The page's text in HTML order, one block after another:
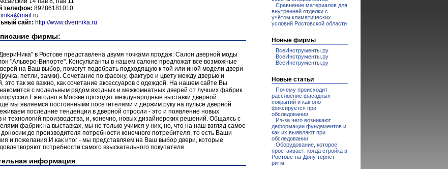
телефон: 89286181010
сайт: http://www.dverinika.ru
фирмы:
в Ростове представлена двумя точками продаж: Салон дверной моды
"Альверо-Випорте". Консультанты в нашем салоне предложат все возможные
на Ваш выбор, помогут подобрать подходящую к той или иной модели двери
петли, замки). Сочетание по фасону, фактуре и цвету между дверью и
это так же важно, как сочетание аксессуаров с одеждой. На нашем сайте Вы
с модельным рядом входных и межкомнатных дверей от лучших фабрик
в Москве проходят международные выставки дверной
мы являемся постоянными посетителями и держим руку на пульсе дверной
последние тенденции в дверной отросли - это и появление новых
и технологий производства, и, конечно, новых дизайнерских решений. Общаясь с
фабрик на выставках, мы не только учимся у них, но, что на наш взгляд самое
до производителя потребности конечного потребителя, то есть Ваши
и пожелания.И как итог - мы представляем на Ваш выбор двери, которые
потребности самого взыскательного покупателя.
информация
Сравнение материалов для
внутренней отделки с
учётом климатических
условий Ростовской области
Новые фирмы
ВсеИнструменты.ру
ВсеИнструменты.ру
ВсеИнструменты.ру
Новые статьи
Почему происходит
расслоение фасадных
покрытий и как оно
фиксируется при
обследовании
Из-за чего возникают
деформации фундаментов и
как их выявляют при
обследовании
Оборудование, которое
простаивает: когда стройка в
Ростове-на-Дону теряет
ритм